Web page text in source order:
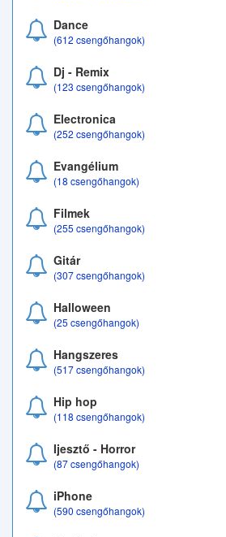
Dance
(612 csengőhangok)
Dj - Remix
(123 csengőhangok)
Electronica
(252 csengőhangok)
Evangélium
(18 csengőhangok)
Filmek
(255 csengőhangok)
Gitár
(307 csengőhangok)
Halloween
(25 csengőhangok)
Hangszeres
(517 csengőhangok)
Hip hop
(118 csengőhangok)
Ijesztő - Horror
(87 csengőhangok)
iPhone
(590 csengőhangok)